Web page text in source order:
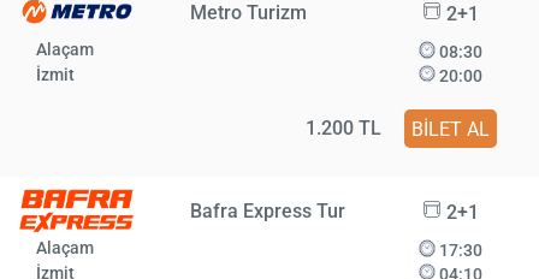
Metro Turizm 2+1
Alaçam
İzmit
08:30
20:00
1.200 TL BİLET AL
Bafra Express Tur 2+1
Alaçam
İzmit
17:30
04:10